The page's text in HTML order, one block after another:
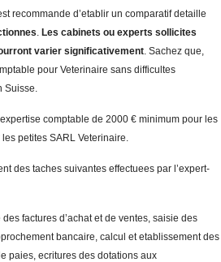
recommande d’etablir un comparatif detaille
. Les cabinets ou experts sollicites
varier significativement. Sachez que,
pour Veterinaire sans difficultes
Suisse.
comptable de 2000 € minimum pour les
petites SARL Veterinaire.
des taches suivantes effectuees par l’expert-
factures d’achat et de ventes, saisie des
bancaire, calcul et etablissement des
paies, ecritures des dotations aux